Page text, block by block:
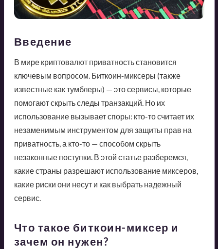
Введение
В мире криптовалют приватность становится
ключевым вопросом. Биткоин-миксеры (также
известные как тумблеры) — это сервисы, которые
помогают скрыть следы транзакций. Но их
использование вызывает споры: кто-то считает их
незаменимым инструментом для защиты прав на
приватность, а кто-то — способом скрыть
незаконные поступки. В этой статье разберемся,
какие страны разрешают использование миксеров,
какие риски они несут и как выбрать надежный
сервис.
Что такое биткоин-миксер и
зачем он нужен?